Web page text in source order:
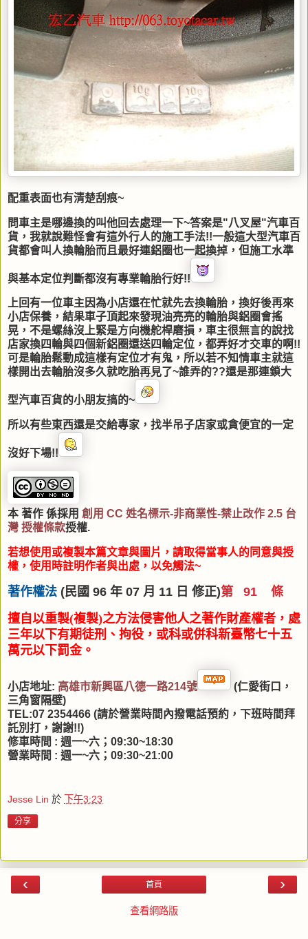
配重表面也有清楚刮痕~
問車主是哪邊換的叫他回去處理一下~答案是"八叉屋"汽車百
貨，我就說難怪會有這外行人的施工手法!!一般這大型汽車百
貨都會叫人換輪胎而且最好連鋁圈也一起換掉，但施工水準
與基本定位判斷都沒有專業輪胎行好!!
上回有一位車主因為小店還在忙就先去換輪胎，換好後再來
小店保養，結果車子頂起來發現油亮亮的輪胎與鋁圈會搖
晃，不是螺絲沒上緊是方向機舵桿磨損，車主很無言的說找
店家換四輪與四個新鋁圈還送四輪定位，都弄好才交車的啊!!
可是輪胎鬆動成這樣有定位才有鬼，所以若不知情車主就這
樣開出去輪胎沒多久就吃胎再見了~誰弄的??還是那連鎖大
型汽車百貨的小朋友搞的~
所以有些東西還是交給專家，找半吊子店家或貪便宜的一定
沒好下場!!
本 著作 係採用 創用 CC 姓名標示-非商業性-禁止改作 2.5 台
灣 授權條款授權.
若想使用或複製本篇文章與圖片，請取得當事人的同意與授
權，使用時註明作者與出處，以免觸法~
著作權法 (民國 96 年 07 月 11 日 修正)第 91 條
擅自以重製(複製)之方法侵害他人之著作財產權者，處
三年以下有期徒刑、拘役 ，或科或併科新臺幣七十五
萬元以下罰金。
小店地址: 高雄市新興區八德一路214號
(仁愛街口，
三角窗隔壁)
TEL:07 2354466 (請於營業時間內撥電話預約，下班時間拜
託別打，謝謝!!)
修車時間 : 週一~六；09:30~18:30
營業時間 : 週一~六；09:30~21:00
Jesse Lin 於 下午3:23
分享
‹ ›
首頁
查看網路版